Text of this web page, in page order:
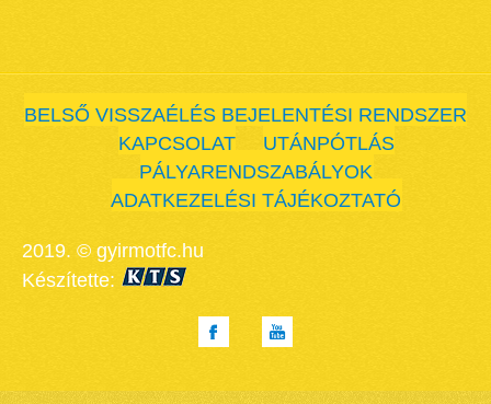
BELSŐ VISSZAÉLÉS BEJELENTÉSI RENDSZER
KAPCSOLAT
UTÁNPÓTLÁS
PÁLYARENDSZABÁLYOK
ADATKEZELÉSI TÁJÉKOZTATÓ
2019. © gyirmotfc.hu
Készítette: